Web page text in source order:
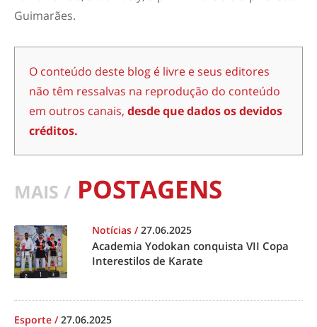
Guimarães.
O conteúdo deste blog é livre e seus editores
não têm ressalvas na reprodução do conteúdo
em outros canais, desde que dados os devidos
créditos.
MAIS / POSTAGENS
Notícias /27.06.2025
Academia Yodokan conquista VII Copa
Interestilos de Karate
Esporte /27.06.2025